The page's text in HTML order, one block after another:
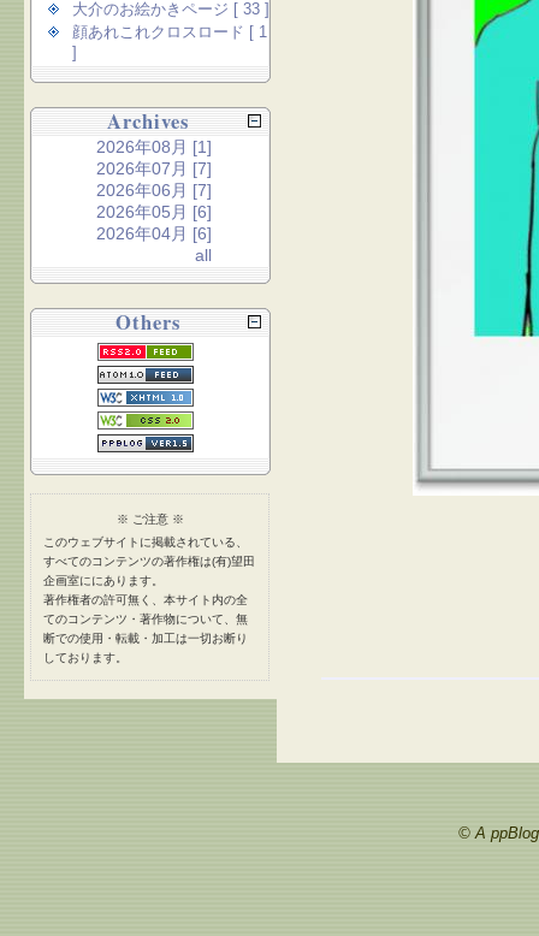
大介のお絵かきページ [ 33 ]
顔あれこれクロスロード [ 1
Archives
2026年08月 [1]
2026年07月 [7]
2026年06月 [7]
2026年05月 [6]
2026年04月 [6]
all
Others
※ ご注意 ※
このウェブサイトに掲載されている、
すべてのコンテンツの著作権は(有)望田
企画室ににあります。
著作権者の許可無く、本サイト内の全
てのコンテンツ・著作物について、無
断での使用・転載・加工は一切お断り
しております。
© A